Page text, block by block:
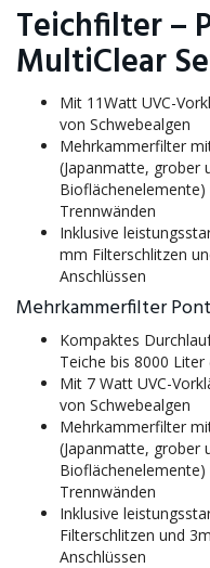
Teichfilter –
MultiClear
Mit 11Watt UVC-
von Schwebealgen
Mehrkammerfilter
(Japanmatte, grober
Trennwänden
Inklusive
mm Filterschlitzen
Anschlüssen
Mehrkammerfilter
Kompaktes
Teiche bis 8000
Mit 7 Watt UVC-
von Schwebealgen
Mehrkammerfilter
(Japanmatte, grober
Trennwänden
Inklusive
Filterschlitzen und
Anschlüssen